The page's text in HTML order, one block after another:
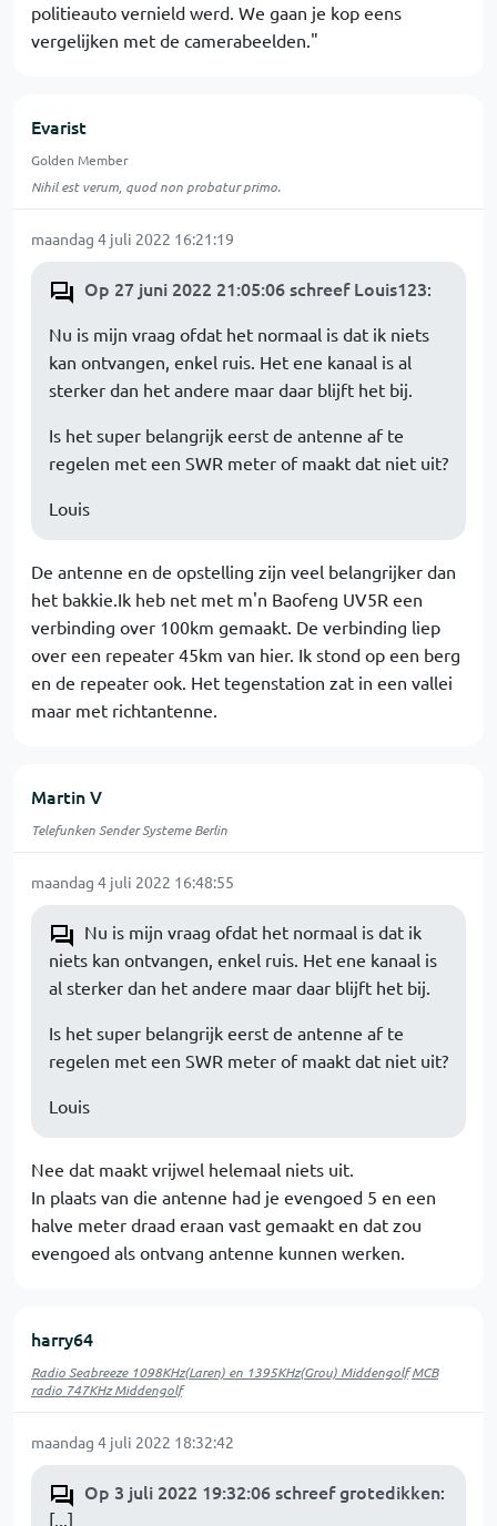
politieauto vernield werd. We gaan je kop eens
vergelijken met de camerabeelden."
Evarist
Golden Member
Nihil est verum, quod non probatur primo.
maandag 4 juli 2022 16:21:19
Op 27 juni 2022 21:05:06 schreef Louis123:
Nu is mijn vraag ofdat het normaal is dat ik niets
kan ontvangen, enkel ruis. Het ene kanaal is al
sterker dan het andere maar daar blijft het bij.
Is het super belangrijk eerst de antenne af te
regelen met een SWR meter of maakt dat niet uit?
Louis
De antenne en de opstelling zijn veel belangrijker dan
het bakkie.Ik heb net met m'n Baofeng UV5R een
verbinding over 100km gemaakt. De verbinding liep
over een repeater 45km van hier. Ik stond op een berg
en de repeater ook. Het tegenstation zat in een vallei
maar met richtantenne.
Martin V
Telefunken Sender Systeme Berlin
maandag 4 juli 2022 16:48:55
Nu is mijn vraag ofdat het normaal is dat ik
niets kan ontvangen, enkel ruis. Het ene kanaal is
al sterker dan het andere maar daar blijft het bij.
Is het super belangrijk eerst de antenne af te
regelen met een SWR meter of maakt dat niet uit?
Louis
Nee dat maakt vrijwel helemaal niets uit.
In plaats van die antenne had je evengoed 5 en een
halve meter draad eraan vast gemaakt en dat zou
evengoed als ontvang antenne kunnen werken.
harry64
Radio Seabreeze 1098KHz(Laren) en 1395KHz(Grou) Middengolf MCB
radio 747KHz Middengolf
maandag 4 juli 2022 18:32:42
Op 3 juli 2022 19:32:06 schreef grotedikken:
[...]